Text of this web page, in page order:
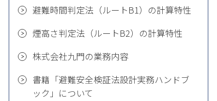
避難時間判定法（ルートB1）の計算特性
煙高さ判定法（ルートB2）の計算特性
株式会社九門の業務内容
書籍「避難安全検証法設計実務ハンドブ
ック」について